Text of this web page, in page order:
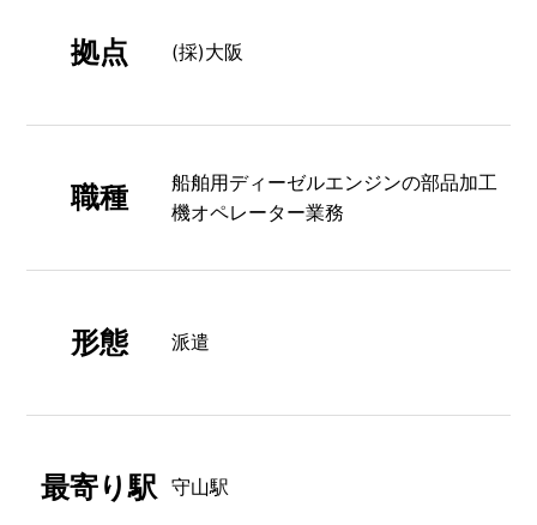
拠点 (採)大阪
職種
船舶用ディーゼルエンジンの部品加工
機オペレーター業務
形態 派遣
最寄り駅 守山駅